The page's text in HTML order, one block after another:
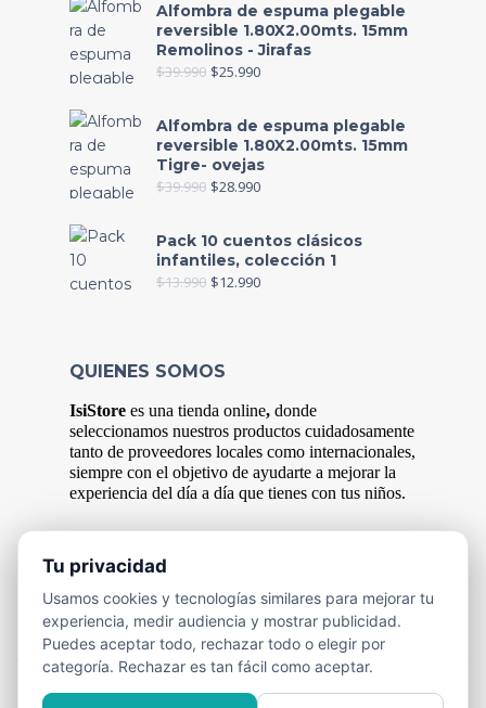
Alfombra de espuma plegable
reversible 1.80X2.00mts. 15mm
Remolinos - Jirafas
$39.990 $25.990
Alfombra de espuma plegable
reversible 1.80X2.00mts. 15mm
Tigre- ovejas
$39.990 $28.990
Pack 10 cuentos clásicos
infantiles, colección 1
$13.990 $12.990
QUIENES SOMOS
IsiStore es una tienda online, donde
seleccionamos nuestros productos cuidadosamente
tanto de proveedores locales como internacionales,
siempre con el objetivo de ayudarte a mejorar la
experiencia del día a día que tienes con tus niños.
FORMAS DE PAGO
Efectivo y Transferencia Bancaria.
Tu privacidad
Usamos cookies y tecnologías similares para mejorar tu
experiencia, medir audiencia y mostrar publicidad.
Puedes aceptar todo, rechazar todo o elegir por
categoría. Rechazar es tan fácil como aceptar.